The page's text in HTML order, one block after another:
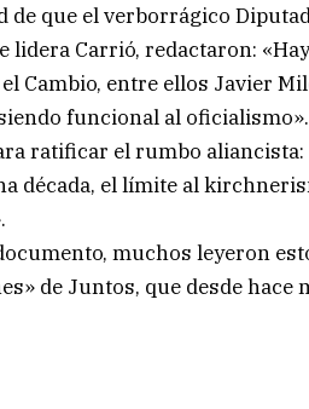
de que el verborrágico
Carrió, redactaron:
Cambio, entre ellos Javier
funcional al oficialismo».
ratificar el rumbo
década, el límite al
muchos leyeron
de Juntos, que desde